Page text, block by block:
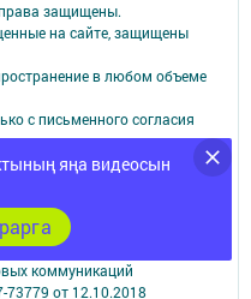
яңа видеосын
защищены.
на сайте, защищены
в любом объеме
с письменного согласия
по печати и массовым
по надзору в сфере
коммуникаций
от 12.10.2018